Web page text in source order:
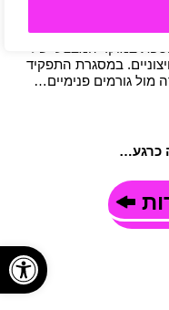
של בנק דיסקונט במתחם
מדובר בתפקיד מרכזי
במסגרת התפקיד
גורמים פנימיים…
כרגע…